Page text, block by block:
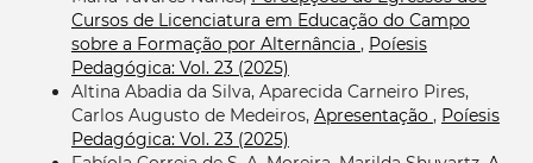
Cursos de Licenciatura em Educação do Campo
sobre a Formação por Alternância , Poíesis
Pedagógica: Vol. 23 (2025)
Altina Abadia da Silva, Aparecida Carneiro Pires,
Carlos Augusto de Medeiros, Apresentação , Poíesis
Pedagógica: Vol. 23 (2025)